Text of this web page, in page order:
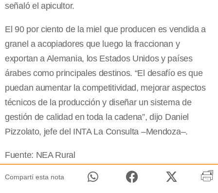
señaló el apicultor.
El 90 por ciento de la miel que producen es vendida a
granel a acopiadores que luego la fraccionan y
exportan a Alemania, los Estados Unidos y países
árabes como principales destinos. “El desafío es que
puedan aumentar la competitividad, mejorar aspectos
técnicos de la producción y diseñar un sistema de
gestión de calidad en toda la cadena”, dijo Daniel
Pizzolato, jefe del INTA La Consulta –Mendoza–.
Fuente: NEA Rural
Compartí esta nota